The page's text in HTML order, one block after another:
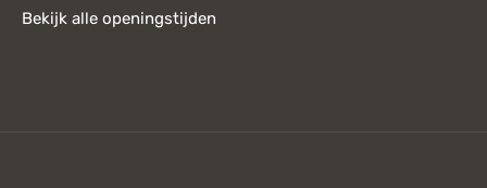
Bekijk alle openingstijden